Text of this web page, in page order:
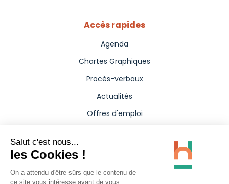
Accès rapides
Agenda
Chartes Graphiques
Procès-verbaux
Actualités
Offres d'emploi